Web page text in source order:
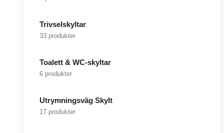
Trivselskyltar
33 produkter
Toalett & WC-skyltar
6 produkter
Utrymningsväg Skylt
17 produkter